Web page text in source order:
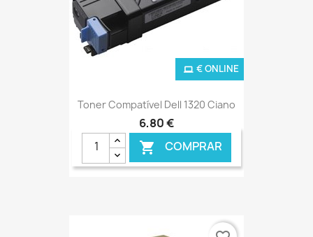
Toner Compatível Dell 1320 Ciano
6,80 €
 COMPRAR
€ ONLINE